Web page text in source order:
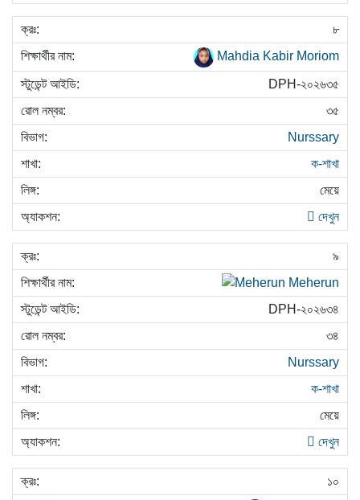
৮
Mahdia Kabir Moriom
DPH-২০২৬৩৫
৩৫
Nurssary
ক-শাখা
মেয়ে
দেখুন
৯
Meherun
DPH-২০২৬৩৪
৩৪
Nurssary
ক-শাখা
মেয়ে
দেখুন
১০